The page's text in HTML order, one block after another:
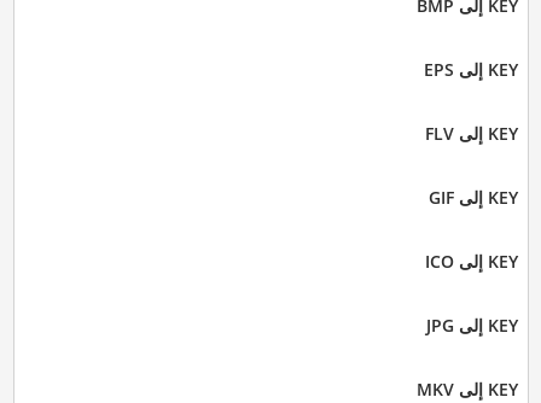
KEY إلى BMP
KEY إلى EPS
KEY إلى FLV
KEY إلى GIF
KEY إلى ICO
KEY إلى JPG
KEY إلى MKV